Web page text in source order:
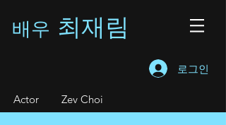
배우 최재림
로그인
Actor Zev Choi